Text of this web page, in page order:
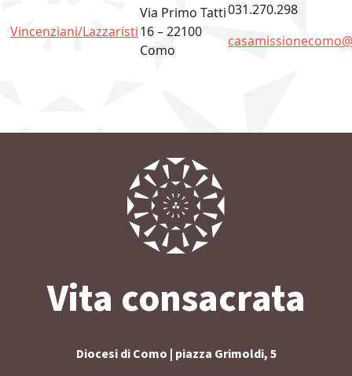
Vincenziani/Lazzaristi
Via Primo Tatti
16 – 22100
Como
031.270.298
Vita consacrata
Diocesi di Como | piazza Grimoldi, 5